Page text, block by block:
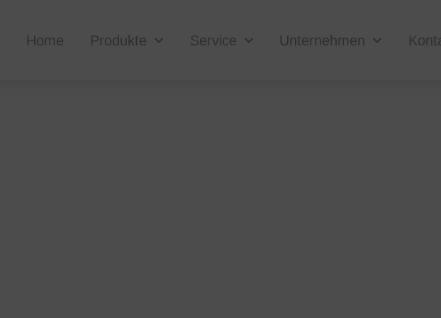
Home Produkte Service Unternehmen